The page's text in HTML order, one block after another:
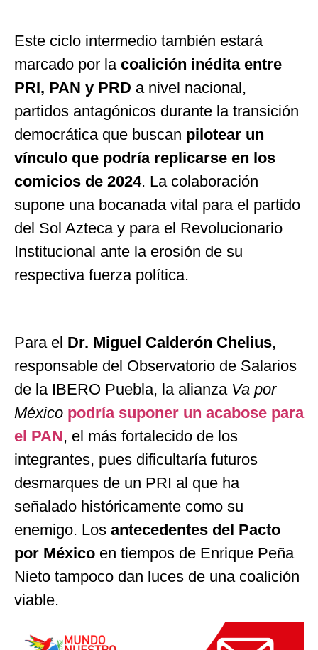
Este ciclo intermedio también estará
marcado por la coalición inédita entre
PRI, PAN y PRD a nivel nacional,
partidos antagónicos durante la transición
democrática que buscan pilotear un
vínculo que podría replicarse en los
comicios de 2024. La colaboración
supone una bocanada vital para el partido
del Sol Azteca y para el Revolucionario
Institucional ante la erosión de su
respectiva fuerza política.
Para el Dr. Miguel Calderón Chelius,
responsable del Observatorio de Salarios
de la IBERO Puebla, la alianza Va por
México podría suponer un acabose para
el PAN, el más fortalecido de los
integrantes, pues dificultaría futuros
desmarques de un PRI al que ha
señalado históricamente como su
enemigo. Los antecedentes del Pacto
por México en tiempos de Enrique Peña
Nieto tampoco dan luces de una coalición
viable.